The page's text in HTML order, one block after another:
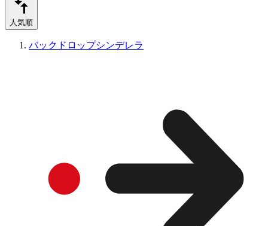
人気順
バックドロップシンデレラ